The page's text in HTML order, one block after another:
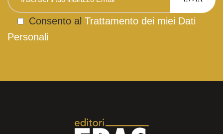
Consento al Trattamento dei miei Dati
Personali